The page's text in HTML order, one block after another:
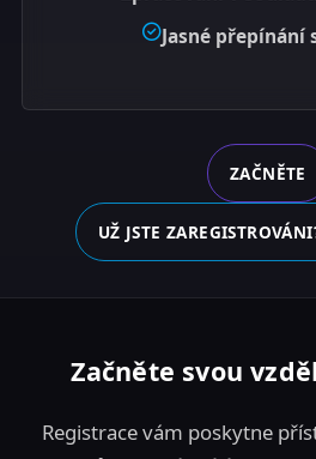
Jasné přepínání
ZAČNĚTE
UŽ JSTE
Začněte svou
Registrace vám poskytne